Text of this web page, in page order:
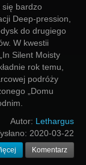
się bardzo
Deep-pression,
do drugiego
W kwestii
Silent Moisty
rok temu,
podróży
„Domu
Autor: Lethargus
2020-03-22
Komentarz